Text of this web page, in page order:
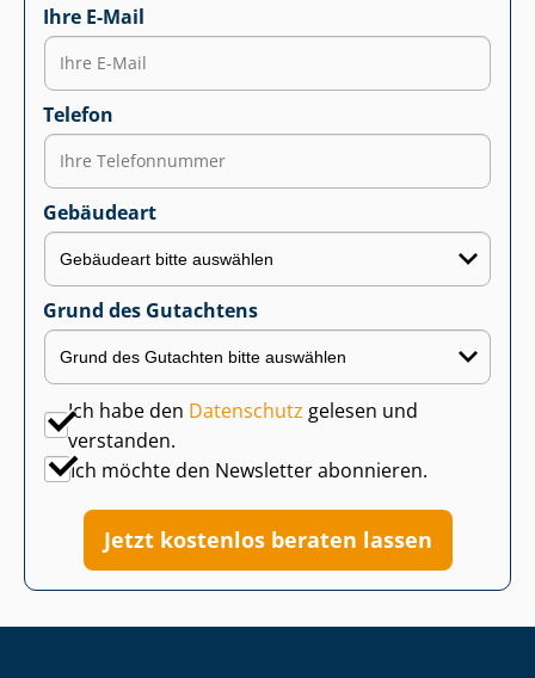
Ihre E-Mail
Telefon
Gebäudeart
Grund des Gutachtens
Ich habe den Datenschutz gelesen und
verstanden.
Ich möchte den Newsletter abonnieren.
Jetzt kostenlos beraten lassen